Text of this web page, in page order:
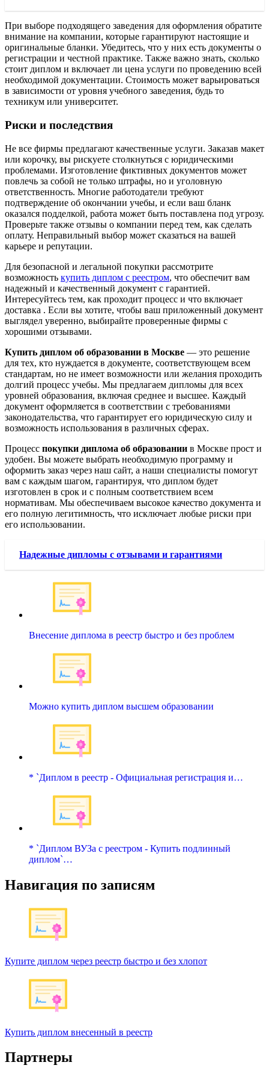
При выборе подходящего заведения для оформления обратите
внимание на компании, которые гарантируют настоящие и
оригинальные бланки. Убедитесь, что у них есть документы о
регистрации и честной практике. Также важно знать, сколько
стоит диплом и включает ли цена услуги по проведению всей
необходимой документации. Стоимость может варьироваться
в зависимости от уровня учебного заведения, будь то
техникум или университет.
Риски и последствия
Не все фирмы предлагают качественные услуги. Заказав макет
или корочку, вы рискуете столкнуться с юридическими
проблемами. Изготовление фиктивных документов может
повлечь за собой не только штрафы, но и уголовную
ответственность. Многие работодатели требуют
подтверждение об окончании учебы, и если ваш бланк
оказался подделкой, работа может быть поставлена под угрозу.
Проверьте также отзывы о компании перед тем, как сделать
оплату. Неправильный выбор может сказаться на вашей
карьере и репутации.
Для безопасной и легальной покупки рассмотрите
возможность купить диплом с реестром, что обеспечит вам
надежный и качественный документ с гарантией.
Интересуйтесь тем, как проходит процесс и что включает
доставка . Если вы хотите, чтобы ваш приложенный документ
выглядел уверенно, выбирайте проверенные фирмы с
хорошими отзывами.
Купить диплом об образовании в Москве — это решение
для тех, кто нуждается в документе, соответствующем всем
стандартам, но не имеет возможности или желания проходить
долгий процесс учебы. Мы предлагаем дипломы для всех
уровней образования, включая среднее и высшее. Каждый
документ оформляется в соответствии с требованиями
законодательства, что гарантирует его юридическую силу и
возможность использования в различных сферах.
Процесс покупки диплома об образовании в Москве прост и
удобен. Вы можете выбрать необходимую программу и
оформить заказ через наш сайт, а наши специалисты помогут
вам с каждым шагом, гарантируя, что диплом будет
изготовлен в срок и с полным соответствием всем
нормативам. Мы обеспечиваем высокое качество документа и
его полную легитимность, что исключает любые риски при
его использовании.
Надежные дипломы с отзывами и гарантиями
Внесение диплома в реестр быстро и без проблем
Можно купить диплом высшем образовании
* `Диплом в реестр - Официальная регистрация и…
* `Диплом ВУЗа с реестром - Купить подлинный
диплом`…
Навигация по записям
Купите диплом через реестр быстро и без хлопот
Купить диплом внесенный в реестр
Партнеры